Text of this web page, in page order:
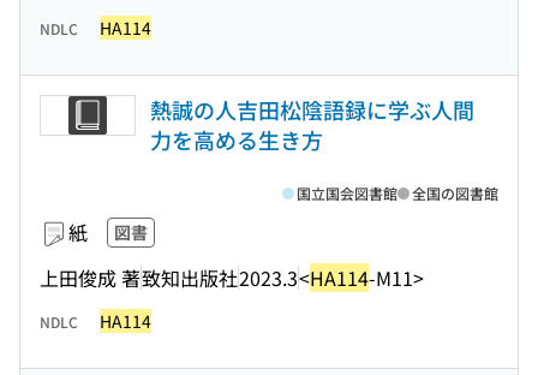
NDLC HA114
熱誠の人吉田松陰語録に学ぶ人間
力を高める生き方
紙 図書
上田俊成 著致知出版社2023.3<HA114-M11>
国立国会図書館 全国の図書館
NDLC HA114